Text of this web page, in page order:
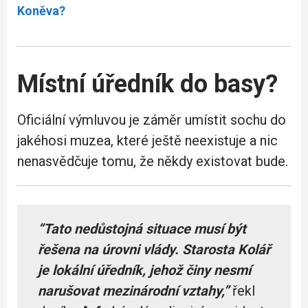
Koněva?
Místní úředník do basy?
Oficiální výmluvou je záměr umístit sochu do
jakéhosi muzea, které ještě neexistuje a nic
nenasvědčuje tomu, že někdy existovat bude.
“Tato nedůstojná situace musí být
řešena na úrovni vlády. Starosta Kolář
je lokální úředník, jehož činy nesmí
narušovat mezinárodní vztahy,”řekl